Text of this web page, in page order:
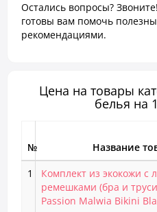
Остались вопросы?
готовы вам помочь
рекомендациями.
Цена на товары
белья на
№ Название
1
Комплект из экокожи с
ремешками (бра и
Passion Malwia Bikini